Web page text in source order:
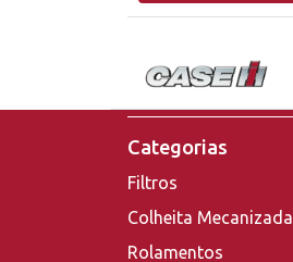
Categorias
Filtros
Colheita Mecanizada
Rolamentos